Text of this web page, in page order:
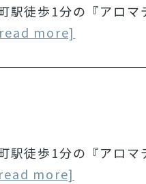
駅徒歩1分の『アロマ
more]
駅徒歩1分の『アロマ
more]